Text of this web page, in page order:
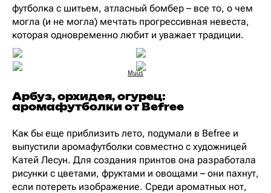
футболка с шитьем, атласный бомбер – все то, о чем
могла (и не могла) мечтать прогрессивная невеста,
которая одновременно любит и уважает традиции.
Muus
Арбуз, орхидея, огурец:
аромафутболки от Befree
Как бы еще приблизить лето, подумали в Befree и
выпустили аромафутболки совместно с художницей
Катей Лесун. Для создания принтов она разработала
рисунки с цветами, фруктами и овощами – они пахнут,
если потереть изображение. Среди ароматных нот,